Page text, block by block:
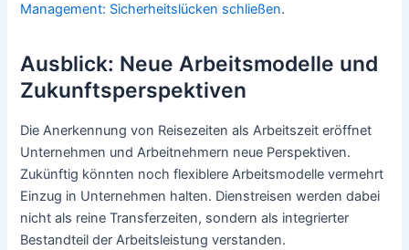
Management: Sicherheitslücken schließen.
Ausblick: Neue Arbeitsmodelle und
Zukunftsperspektiven
Die Anerkennung von Reisezeiten als Arbeitszeit eröffnet
Unternehmen und Arbeitnehmern neue Perspektiven.
Zukünftig könnten noch flexiblere Arbeitsmodelle vermehrt
Einzug in Unternehmen halten. Dienstreisen werden dabei
nicht als reine Transferzeiten, sondern als integrierter
Bestandteil der Arbeitsleistung verstanden.